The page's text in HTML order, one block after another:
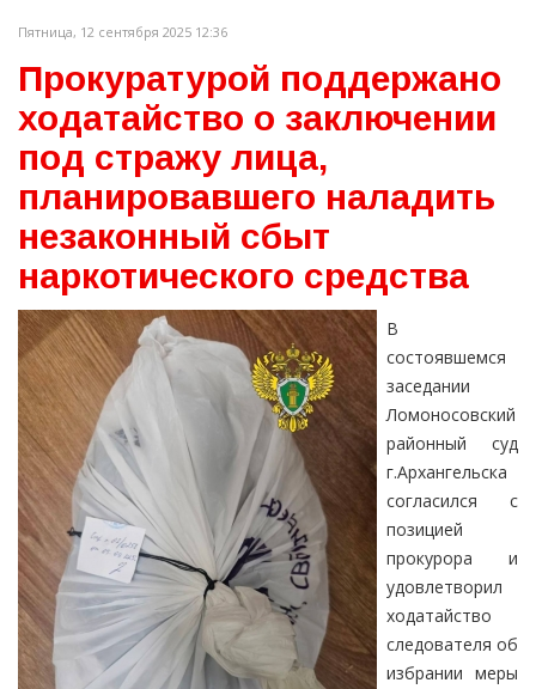
Пятница, 12 сентября 2025 12:36
Прокуратурой поддержано
ходатайство о заключении
под стражу лица,
планировавшего наладить
незаконный сбыт
наркотического средства
В
состоявшемся
заседании
Ломоносовский
районный суд
г.Архангельска
согласился с
позицией
прокурора и
удовлетворил
ходатайство
следователя об
избрании меры